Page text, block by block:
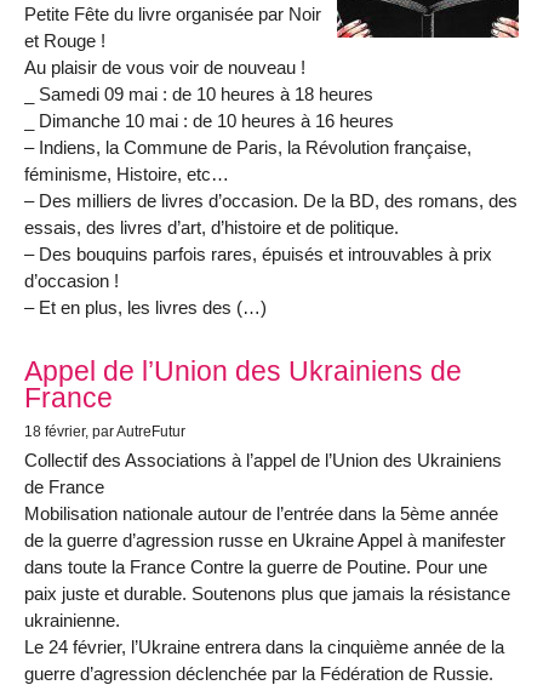
Petite Fête du livre organisée par Noir
et Rouge !
Au plaisir de vous voir de nouveau !
_ Samedi 09 mai : de 10 heures à 18 heures
_ Dimanche 10 mai : de 10 heures à 16 heures
– Indiens, la Commune de Paris, la Révolution française,
féminisme, Histoire, etc…
– Des milliers de livres d’occasion. De la BD, des romans, des
essais, des livres d’art, d’histoire et de politique.
– Des bouquins parfois rares, épuisés et introuvables à prix
d’occasion !
– Et en plus, les livres des (…)
Appel de l’Union des Ukrainiens de
France
18 février, par AutreFutur
Collectif des Associations à l’appel de l’Union des Ukrainiens
de France
Mobilisation nationale autour de l’entrée dans la 5ème année
de la guerre d’agression russe en Ukraine Appel à manifester
dans toute la France Contre la guerre de Poutine. Pour une
paix juste et durable. Soutenons plus que jamais la résistance
ukrainienne.
Le 24 février, l’Ukraine entrera dans la cinquième année de la
guerre d’agression déclenchée par la Fédération de Russie.